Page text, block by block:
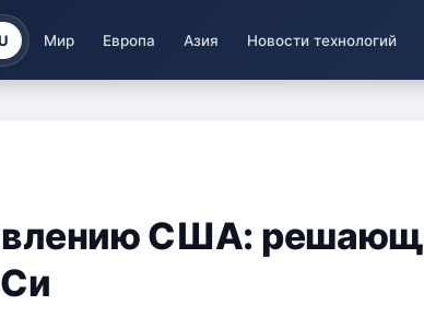
Мир Европа Азия Новости технологий
США: